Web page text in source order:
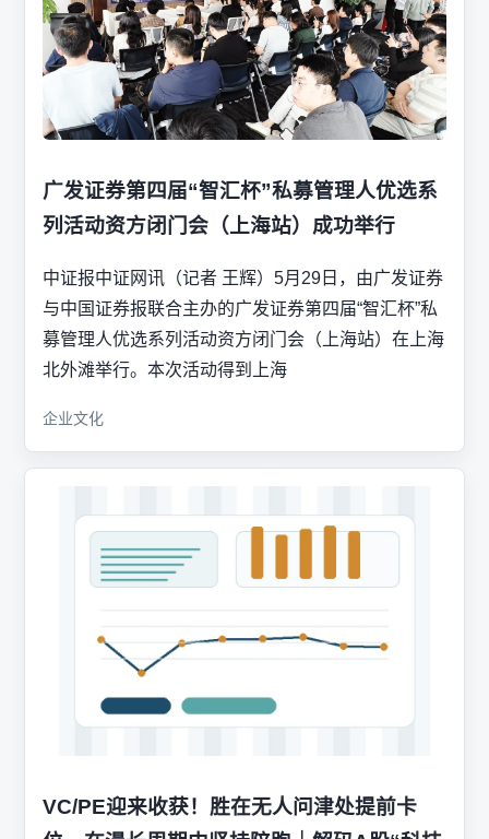
广发证券第四届“智汇杯”私募管理人优选系
列活动资方闭门会（上海站）成功举行
中证报中证网讯（记者 王辉）5月29日，由广发证券
与中国证券报联合主办的广发证券第四届“智汇杯”私
募管理人优选系列活动资方闭门会（上海站）在上海
北外滩举行。本次活动得到上海
企业文化
VC/PE迎来收获！胜在无人问津处提前卡